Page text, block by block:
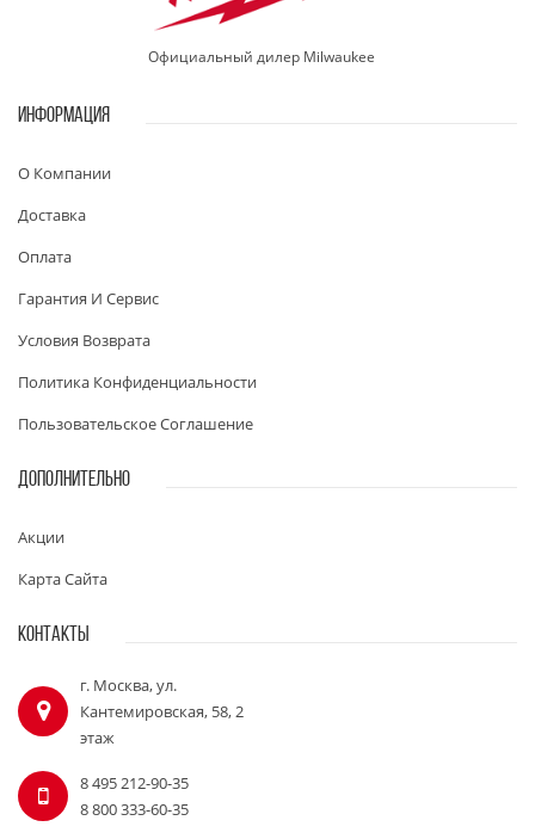
Официальный дилер Milwaukee
ИНФОРМАЦИЯ
О Компании
Доставка
Оплата
Гарантия И Сервис
Условия Возврата
Политика Конфиденциальности
Пользовательское Соглашение
ДОПОЛНИТЕЛЬНО
Акции
Карта Сайта
КОНТАКТЫ
г. Москва, ул.
Кантемировская, 58, 2
этаж
8 495 212-90-35
8 800 333-60-35